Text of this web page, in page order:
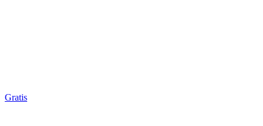
Gratis